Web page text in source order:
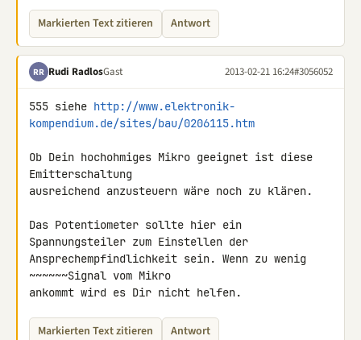
Markierten Text zitieren Antwort
RR Rudi RadlosGast 2013-02-21 16:24#3056052
555 siehe http://www.elektronik-
kompendium.de/sites/bau/0206115.htm
Ob Dein hochohmiges Mikro geeignet ist diese
Emitterschaltung
ausreichend anzusteuern wäre noch zu klären.
Das Potentiometer sollte hier ein
Spannungsteiler zum Einstellen der
Ansprechempfindlichkeit sein. Wenn zu wenig
~~~~~~Signal vom Mikro
ankommt wird es Dir nicht helfen.
Markierten Text zitieren Antwort